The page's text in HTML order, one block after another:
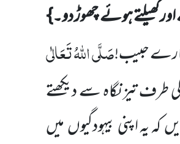
کھیلتے ہوئے چھوڑ دو۔}
حبیب!صَلَّی اللّٰہُ تَعَالٰی
طرف تیز نگاہ سے دیکھتے
کہ یہ اپنی بیہودگیوںمیں